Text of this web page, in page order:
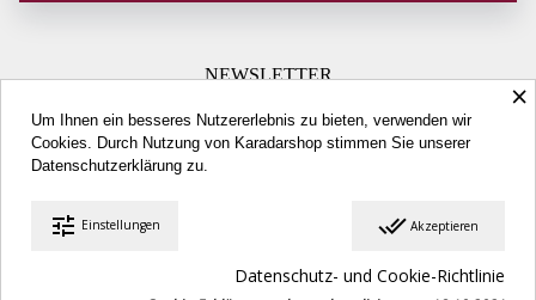
NEWSLETTER
×
Um Ihnen ein besseres Nutzererlebnis zu bieten, verwenden wir
Cookies. Durch Nutzung von Karadarshop stimmen Sie unserer
Datenschutzerklärung zu.
done_all Akzeptieren
tune Einstellungen
Datenschutz- und Cookie-Richtlinie